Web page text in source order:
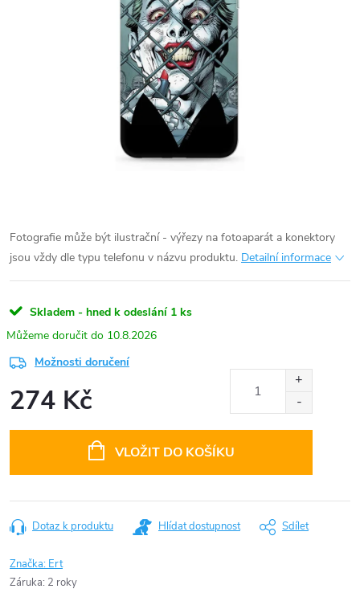
Fotografie může být ilustrační - výřezy na fotoaparát a konektory
jsou vždy dle typu telefonu v názvu produktu. Detailní informace
Skladem - hned k odeslání 1 ks
10.8.2026
Možnosti doručení
274 Kč
VLOŽIT DO KOŠÍKU
Dotaz k produktu Hlídat dostupnost Sdílet
Značka: Ert
Záruka: 2 roky